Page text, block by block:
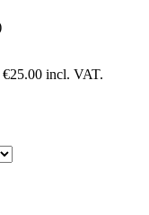
€25.00 incl. VAT.